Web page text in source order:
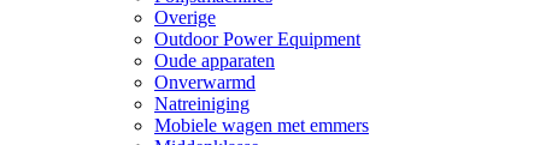
Overige
Outdoor Power Equipment
Oude apparaten
Onverwarmd
Natreiniging
Mobiele wagen met emmers